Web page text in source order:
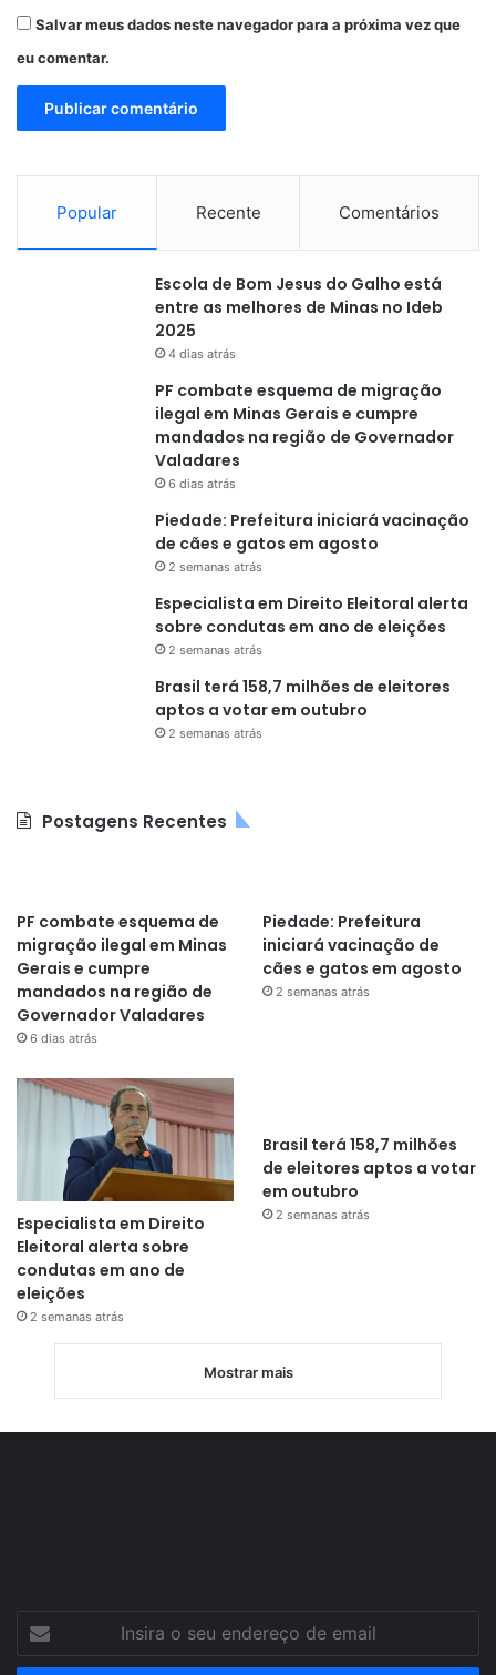
Salvar meus dados neste navegador para a próxima vez que
eu comentar.
Popular Recente Comentários
Escola de Bom Jesus do Galho está
entre as melhores de Minas no Ideb
2025
4 dias atrás
PF combate esquema de migração
ilegal em Minas Gerais e cumpre
mandados na região de Governador
Valadares
6 dias atrás
Piedade: Prefeitura iniciará vacinação
de cães e gatos em agosto
2 semanas atrás
Especialista em Direito Eleitoral alerta
sobre condutas em ano de eleições
2 semanas atrás
Brasil terá 158,7 milhões de eleitores
aptos a votar em outubro
2 semanas atrás
Postagens Recentes
PF combate esquema de
migração ilegal em Minas
Gerais e cumpre
mandados na região de
Governador Valadares
6 dias atrás
Piedade: Prefeitura
iniciará vacinação de
cães e gatos em agosto
2 semanas atrás
Especialista em Direito
Eleitoral alerta sobre
condutas em ano de
eleições
2 semanas atrás
Brasil terá 158,7 milhões
de eleitores aptos a votar
em outubro
2 semanas atrás
Mostrar mais
seu